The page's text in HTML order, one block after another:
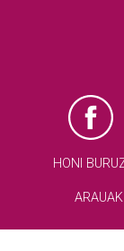
HONI
ARAUAK